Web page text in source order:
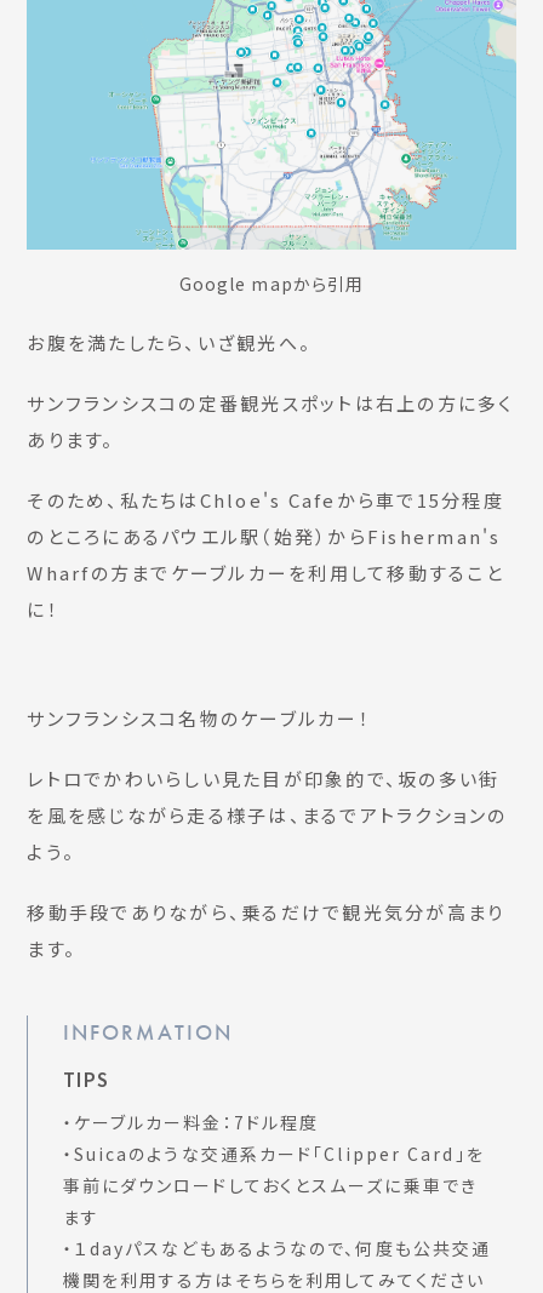
Google mapから引用
お腹を満たしたら、いざ観光へ。
サンフランシスコの定番観光スポットは右上の方に多く
あります。
そのため、私たちはChloe's Cafeから車で15分程度
のところにあるパウエル駅（始発）からFisherman's
Wharfの方までケーブルカーを利用して移動すること
に！
サンフランシスコ名物のケーブルカー！
レトロでかわいらしい見た目が印象的で、坂の多い街
を風を感じながら走る様子は、まるでアトラクションの
よう。
移動手段でありながら、乗るだけで観光気分が高まり
ます。
INFORMATION
TIPS
・ケーブルカー料金：7ドル程度
・Suicaのような交通系カード「Clipper Card」を
事前にダウンロードしておくとスムーズに乗車でき
ます
・１dayパスなどもあるようなので、何度も公共交通
機関を利用する方はそちらを利用してみてください